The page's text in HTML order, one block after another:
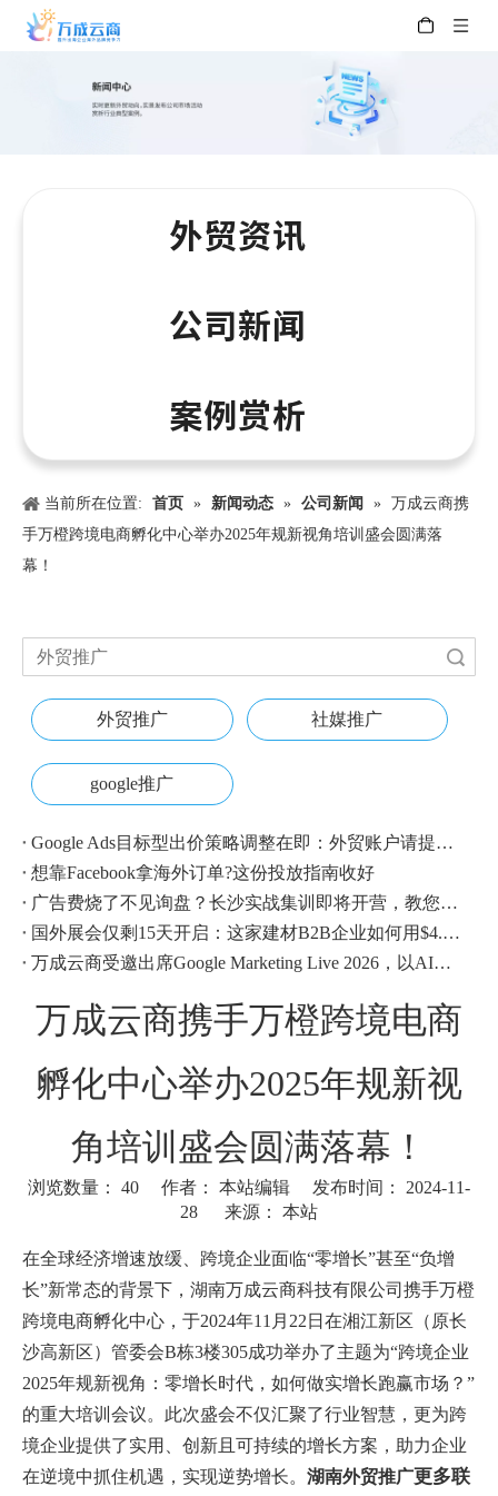
外贸资讯
公司新闻
案例赏析
当前所在位置: 首页 » 新闻动态 » 公司新闻 » 万成云商携
手万橙跨境电商孵化中心举办2025年规新视角培训盛会圆满落
幕！
外贸推广 社媒推广
google推广
Google Ads目标型出价策略调整在即：外贸账户请提前校准
想靠Facebook拿海外订单?这份投放指南收好
广告费烧了不见询盘？长沙实战集训即将开营，教您SEM投放+GEO流量收割，把预算变成真订单
国外展会仅剩15天开启：这家建材B2B企业如何用$4.1撬动近500条本地经销商线索？
万成云商受邀出席Google Marketing Live 2026，以AI之力领航出海增长新浪潮
万成云商携手万橙跨境电商
孵化中心举办2025年规新视
角培训盛会圆满落幕！
浏览数量： 40 作者： 本站编辑 发布时间： 2024-11-
28 来源： 本站
在全球经济增速放缓、跨境企业面临“零增长”甚至“负增
长”新常态的背景下，湖南万成云商科技有限公司携手万橙
跨境电商孵化中心，于2024年11月22日在湘江新区（原长
沙高新区）管委会B栋3楼305成功举办了主题为“跨境企业
2025年规新视角：零增长时代，如何做实增长跑赢市场？”
的重大培训会议。此次盛会不仅汇聚了行业智慧，更为跨
境企业提供了实用、创新且可持续的增长方案，助力企业
在逆境中抓住机遇，实现逆势增长。 湖南外贸推广更多联